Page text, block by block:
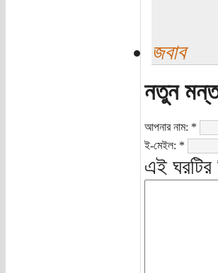
জবাব
নতুন
আপনার নাম: *
ই-মেইল: *
এই